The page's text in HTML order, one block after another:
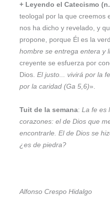
+ Leyendo el Catecismo
teologal por la que creemos
nos ha dicho y revelado, y
propone, porque Él es la
hombre se entrega entera y
creyente se esfuerza por
Dios. El justo... vivirá por la
por la caridad (Ga 5,6)».
Tuit de la semana: La fe es
corazones: el de Dios que
encontrarle. El de Dios se
¿es de piedra?
Alfonso Crespo Hidalgo